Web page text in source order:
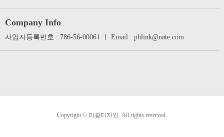
Company Info
사업자등록번호 : 786-56-00061 ㅣ Email : phlink@nate.com
Copyright © 미광디자인. All rights reserved.